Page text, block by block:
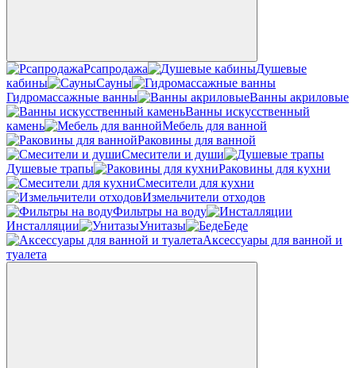
Рсапродажа
Душевые
кабины
Сауны
Гидромассажные ванны
Ванны акриловые
Ванны искусственный
камень
Мебель для ванной
Раковины для ванной
Смесители и души
Душевые трапы
Раковины для кухни
Смесители для кухни
Измельчители отходов
Фильтры на воду
Инсталляции
Унитазы
Беде
Аксессуары для ванной и
туалета